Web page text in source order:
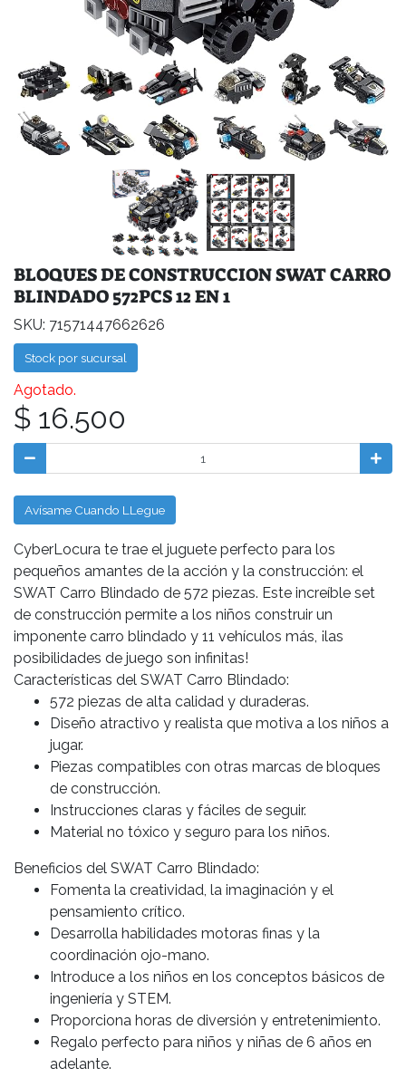
BLOQUES DE CONSTRUCCION SWAT CARRO
BLINDADO 572PCS 12 EN 1
SKU: 71571447662626
Stock por sucursal
Agotado.
$ 16.500
Avísame Cuando LLegue
CyberLocura te trae el juguete perfecto para los
pequeños amantes de la acción y la construcción: el
SWAT Carro Blindado de 572 piezas. Este increíble set
de construcción permite a los niños construir un
imponente carro blindado y 11 vehículos más, ¡las
posibilidades de juego son infinitas!
Características del SWAT Carro Blindado:
572 piezas de alta calidad y duraderas.
Diseño atractivo y realista que motiva a los niños a
jugar.
Piezas compatibles con otras marcas de bloques
de construcción.
Instrucciones claras y fáciles de seguir.
Material no tóxico y seguro para los niños.
Beneficios del SWAT Carro Blindado:
Fomenta la creatividad, la imaginación y el
pensamiento crítico.
Desarrolla habilidades motoras finas y la
coordinación ojo-mano.
Introduce a los niños en los conceptos básicos de
ingeniería y STEM.
Proporciona horas de diversión y entretenimiento.
Regalo perfecto para niños y niñas de 6 años en
adelante.